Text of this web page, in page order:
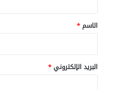
*
الاسم*
البريد الإلكتروني*